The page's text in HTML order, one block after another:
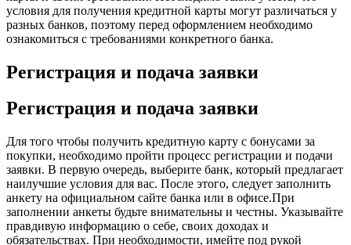
условия для получения кредитной карты могут различаться у
разных банков, поэтому перед оформлением необходимо
ознакомиться с требованиями конкретного банка.
Регистрация и подача заявки
Регистрация и подача заявки
Для того чтобы получить кредитную карту с бонусами за
покупки, необходимо пройти процесс регистрации и подачи
заявки. В первую очередь, выберите банк, который предлагает
наилучшие условия для вас. После этого, следует заполнить
анкету на официальном сайте банка или в офисе.При
заполнении анкеты будьте внимательны и честны. Указывайте
правдивую информацию о себе, своих доходах и
обязательствах. При необходимости, имейте под рукой